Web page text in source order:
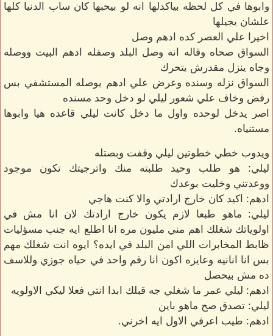
وابوها في كل لحظه بياكدلها انه لو بيحبها كان ساب الدنيا كلها
علشان يجيلها
اخيرا علي العصر كده ادهم وصل
السواق صحاه وقاله انه وصل البلد وصفله ادهم البيت ووصله
وجاه ينزل مقدرش يتحرك
السواق نزله وسنده وعرض علي ادهم يوصله المستشفي بس
رفض وخاف علي شعور ليلي لو دخل وحد مسنده
اصر يدخل لوحده واول ما دخل كانت ليلي قاعده هيا وابوها
مستنياه.
ويدوب خطي خطوتين ليلي وقفت وبصتله
ليلي: هو طلب وحيد طلبته منك واترجيتك تكون موجود
ووعدتني وخليت بوعدك
ادهم: اكيد كان خارج ارادتي والا كنت هاجي
ليلي: ماهو طبعا لازم يكون خارج ارادتك لان انا مش في
اولوياتك شغلك اهم مني مليون مره انا اطلع ايه جنب مسؤليات
ظابط المخابرات اللي امن البلد في ايده؟ ايوه انت شغلك مهم
بس انا انانيه وعايزه اكون انا رقم واحد في حياه جوزي وللاسف
ده مش بيحصل
ادهم: ليلي عمر ما شغلي جه قبلك ابدا انتي فعلا ليكي الاولويه
ليلي: تصدق صح ماهو باين
ادهم: طيب اعرفي الاول ايه اخرني.